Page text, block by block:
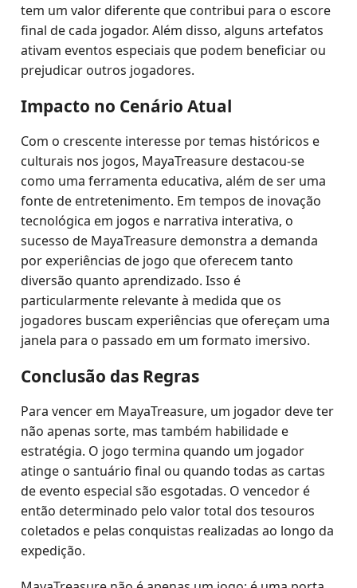
tem um valor diferente que contribui para o escore
final de cada jogador. Além disso, alguns artefatos
ativam eventos especiais que podem beneficiar ou
prejudicar outros jogadores.
Impacto no Cenário Atual
Com o crescente interesse por temas históricos e
culturais nos jogos, MayaTreasure destacou-se
como uma ferramenta educativa, além de ser uma
fonte de entretenimento. Em tempos de inovação
tecnológica em jogos e narrativa interativa, o
sucesso de MayaTreasure demonstra a demanda
por experiências de jogo que oferecem tanto
diversão quanto aprendizado. Isso é
particularmente relevante à medida que os
jogadores buscam experiências que ofereçam uma
janela para o passado em um formato imersivo.
Conclusão das Regras
Para vencer em MayaTreasure, um jogador deve ter
não apenas sorte, mas também habilidade e
estratégia. O jogo termina quando um jogador
atinge o santuário final ou quando todas as cartas
de evento especial são esgotadas. O vencedor é
então determinado pelo valor total dos tesouros
coletados e pelas conquistas realizadas ao longo da
expedição.